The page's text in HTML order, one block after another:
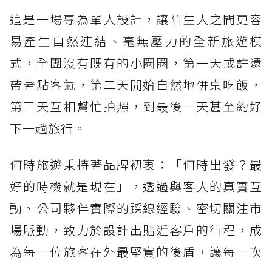
這是一場專為單人設計，讓陌生人之間更容
易產生自然連結、毫無壓力的全新旅遊模
式，全團沒有既有的小圈圈，第一天或許還
帶著點客氣，第二天開始自然地併桌吃飯，
第三天互相幫忙拍照，到最後一天甚至約好
下一趟旅行。
何時旅遊秉持著品牌初衷：「何時出發？最
好的時機就是現在」，透過與客人的真實互
動、公司夥伴實際的踩線經驗、密切關注市
場脈動，致力於設計出貼近客戶的行程，成
為每一位旅客在外最堅實的後盾，讓每一次